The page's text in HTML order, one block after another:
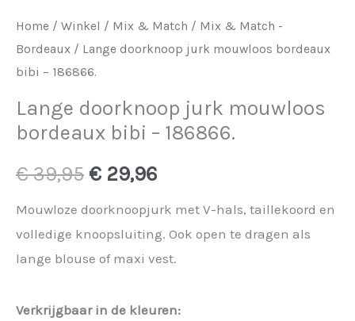
Home / Winkel / Mix & Match / Mix & Match -
Bordeaux / Lange doorknoop jurk mouwloos bordeaux
bibi – 186866.
Lange doorknoop jurk mouwloos
bordeaux bibi – 186866.
€39,95 Oorspronkelijke
prijs
was:
€ 29,96Huidige
prijs
is:
Mouwloze doorknoopjurk met V-hals, taillekoord en
volledige knoopsluiting. Ook open te dragen als
lange blouse of maxi vest.
Verkrijgbaar in de kleuren: